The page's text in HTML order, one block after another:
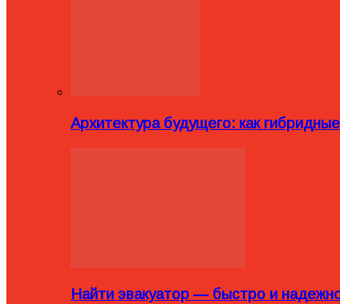
Архитектура будущего: как
Найти эвакуатор — быстро и